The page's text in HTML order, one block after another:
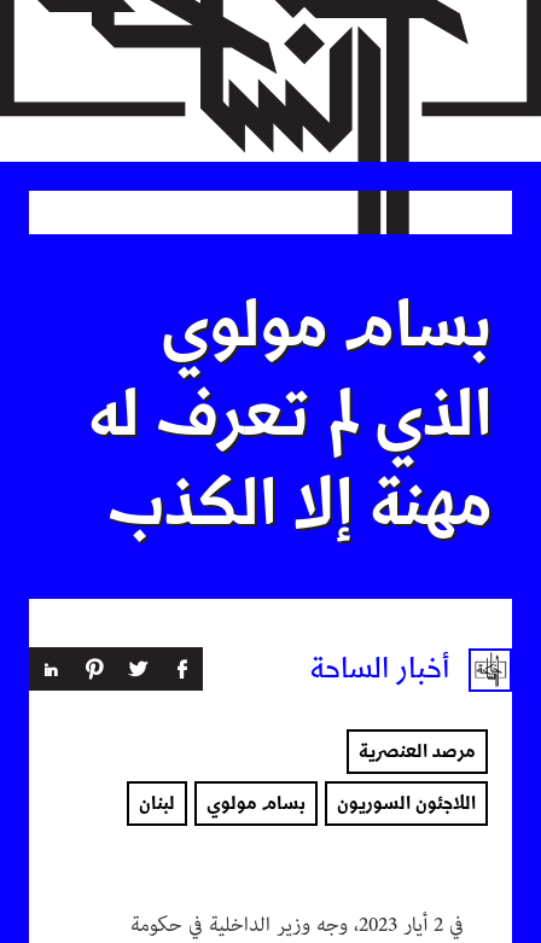
main
بسام مولوي
الذي لم تعرف له
مهنة إلا الكذب
أخبار الساحة
مرصد العنصرية
اللاجئون السوريون بسام مولوي لبنان
في 2 أيار 2023، وجه وزير الداخلية في حكومة